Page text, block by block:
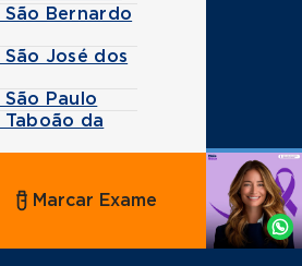
São Bernardo
José dos
Paulo
Taboão da
Agende
Whatsapp
Marcar Exame